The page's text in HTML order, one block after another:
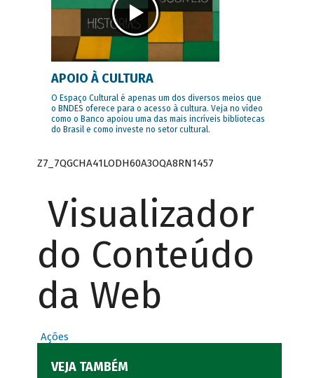
APOIO À CULTURA
O Espaço Cultural é apenas um dos diversos meios que
o BNDES oferece para o acesso à cultura. Veja no vídeo
como o Banco apoiou uma das mais incríveis bibliotecas
do Brasil e como investe no setor cultural.
Z7_7QGCHA41LODH60A3OQA8RN1457
Visualizador
do Conteúdo
da Web
Ações
VEJA TAMBÉM